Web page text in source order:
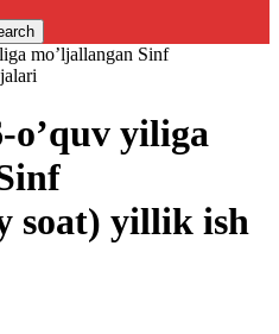
mo’ljallangan Sinf
o’quv yiliga
soat) yillik ish